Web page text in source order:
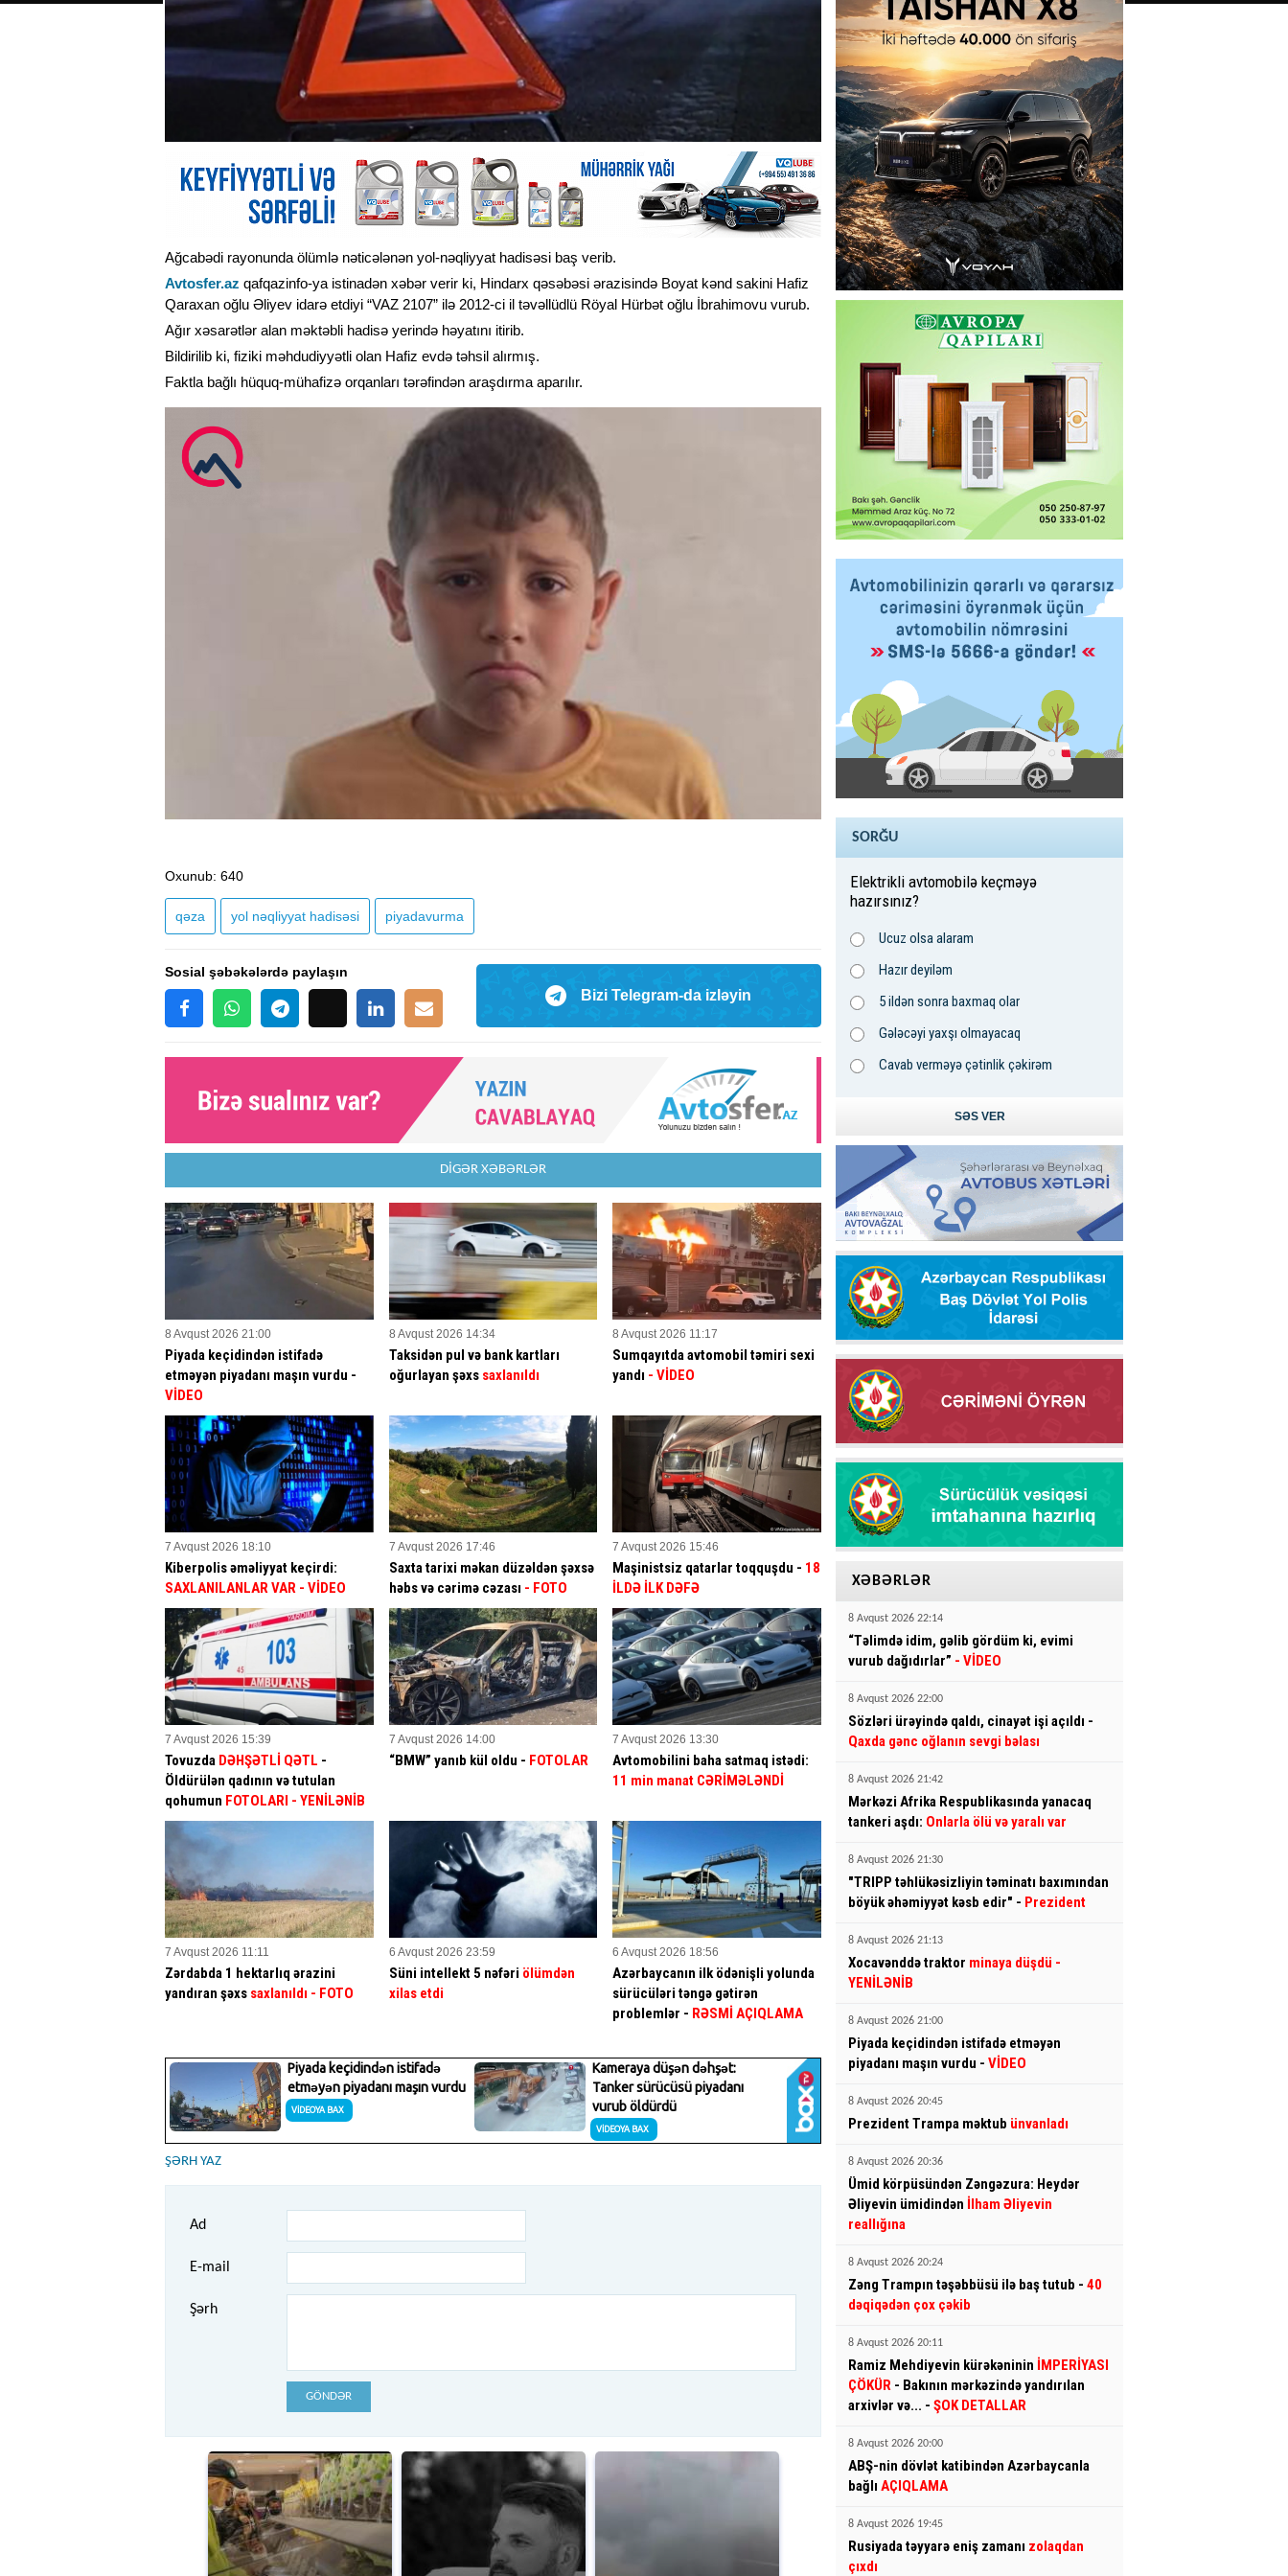
Ağcabədi rayonunda ölümlə nəticələnən yol-nəqliyyat hadisəsi baş verib.
Avtosfer.az qafqazinfo-ya istinadən xəbər verir ki, Hindarx qəsəbəsi ərazisində Boyat kənd sakini Hafiz
Qaraxan oğlu Əliyev idarə etdiyi “VAZ 2107” ilə 2012-ci il təvəllüdlü Röyal Hürbət oğlu İbrahimovu vurub.
Ağır xəsarətlər alan məktəbli hadisə yerində həyatını itirib.
Bildirilib ki, fiziki məhdudiyyətli olan Hafiz evdə təhsil alırmış.
Faktla bağlı hüquq-mühafizə orqanları tərəfindən araşdırma aparılır.
Oxunub: 640
qəza yol nəqliyyat hadisəsi piyadavurma
Sosial şəbəkələrdə paylaşın
Bizi Telegram-da izləyin
DİGƏR XƏBƏRLƏR
8 Avqust 2026 21:00
Piyada keçidindən istifadə
etməyən piyadanı maşın vurdu -
VİDEO
8 Avqust 2026 14:34
Taksidən pul və bank kartları
oğurlayan şəxs saxlanıldı
8 Avqust 2026 11:17
Sumqayıtda avtomobil təmiri sexi
yandı - VİDEO
7 Avqust 2026 18:10
Kiberpolis əməliyyat keçirdi:
SAXLANILANLAR VAR - VİDEO
7 Avqust 2026 17:46
Saxta tarixi məkan düzəldən şəxsə
həbs və cərimə cəzası - FOTO
7 Avqust 2026 15:46
Maşinistsiz qatarlar toqquşdu - 18
İLDƏ İLK DƏFƏ
7 Avqust 2026 15:39
Tovuzda DƏHŞƏTLİ QƏTL -
Öldürülən qadının və tutulan
qohumun FOTOLARI - YENİLƏNİB
7 Avqust 2026 14:00
“BMW” yanıb kül oldu - FOTOLAR
7 Avqust 2026 13:30
Avtomobilini baha satmaq istədi:
11 min manat CƏRİMƏLƏNDİ
7 Avqust 2026 11:11
Zərdabda 1 hektarlıq ərazini
yandıran şəxs saxlanıldı - FOTO
6 Avqust 2026 23:59
Süni intellekt 5 nəfəri ölümdən
xilas etdi
6 Avqust 2026 18:56
Azərbaycanın ilk ödənişli yolunda
sürücüləri təngə gətirən
problemlər - RƏSMİ AÇIQLAMA
ŞƏRH YAZ
Ad
E-mail
Şərh
GÖNDƏR
SORĞU
Elektrikli avtomobilə keçməyə
hazırsınız?
Ucuz olsa alaram
Hazır deyiləm
5 ildən sonra baxmaq olar
Gələcəyi yaxşı olmayacaq
Cavab verməyə çətinlik çəkirəm
XƏBƏRLƏR
8 Avqust 2026 22:14
“Təlimdə idim, gəlib gördüm ki, evimi
vurub dağıdırlar” - VİDEO
8 Avqust 2026 22:00
Sözləri ürəyində qaldı, cinayət işi açıldı -
Qaxda gənc oğlanın sevgi bəlası
8 Avqust 2026 21:42
Mərkəzi Afrika Respublikasında yanacaq
tankeri aşdı: Onlarla ölü və yaralı var
8 Avqust 2026 21:30
"TRIPP təhlükəsizliyin təminatı baxımından
böyük əhəmiyyət kəsb edir" - Prezident
8 Avqust 2026 21:13
Xocavənddə traktor minaya düşdü -
YENİLƏNİB
8 Avqust 2026 21:00
Piyada keçidindən istifadə etməyən
piyadanı maşın vurdu - VİDEO
8 Avqust 2026 20:45
Prezident Trampa məktub ünvanladı
8 Avqust 2026 20:36
Ümid körpüsündən Zəngəzura: Heydər
Əliyevin ümidindən İlham Əliyevin
reallığına
8 Avqust 2026 20:24
Zəng Trampın təşəbbüsü ilə baş tutub - 40
dəqiqədən çox çəkib
8 Avqust 2026 20:11
Ramiz Mehdiyevin kürəkəninin İMPERİYASI
ÇÖKÜR - Bakının mərkəzində yandırılan
arxivlər və... - ŞOK DETALLAR
8 Avqust 2026 20:00
ABŞ-nin dövlət katibindən Azərbaycanla
bağlı AÇIQLAMA
8 Avqust 2026 19:45
Rusiyada təyyarə eniş zamanı zolaqdan
çıxdı